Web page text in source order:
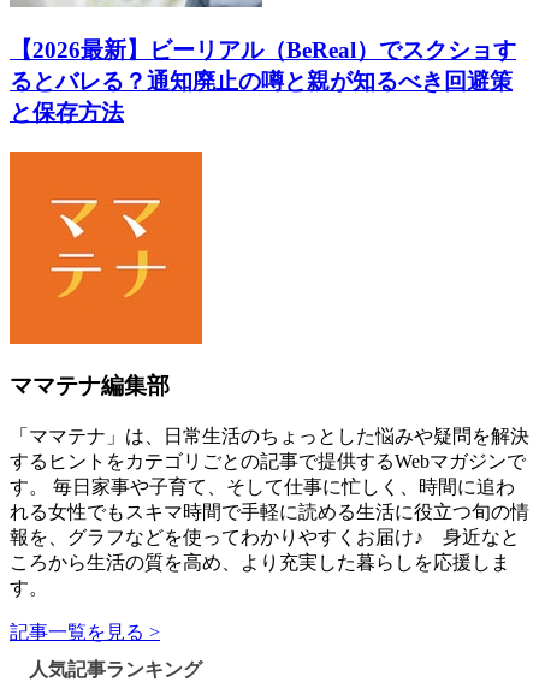
【2026最新】ビーリアル（BeReal）でスクショす
るとバレる？通知廃止の噂と親が知るべき回避策
と保存方法
ママテナ編集部
「ママテナ」は、日常生活のちょっとした悩みや疑問を解決
するヒントをカテゴリごとの記事で提供するWebマガジンで
す。 毎日家事や子育て、そして仕事に忙しく、時間に追わ
れる女性でもスキマ時間で手軽に読める生活に役立つ旬の情
報を、グラフなどを使ってわかりやすくお届け♪ 身近なと
ころから生活の質を高め、より充実した暮らしを応援しま
す。
記事一覧を見る >
人気記事ランキング